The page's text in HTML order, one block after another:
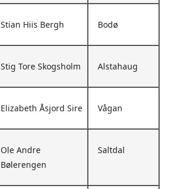
Stian Hiis Bergh Bodø
Stig Tore Skogsholm Alstahaug
Elizabeth Åsjord Sire Vågan
Ole Andre
Bølerengen
Saltdal